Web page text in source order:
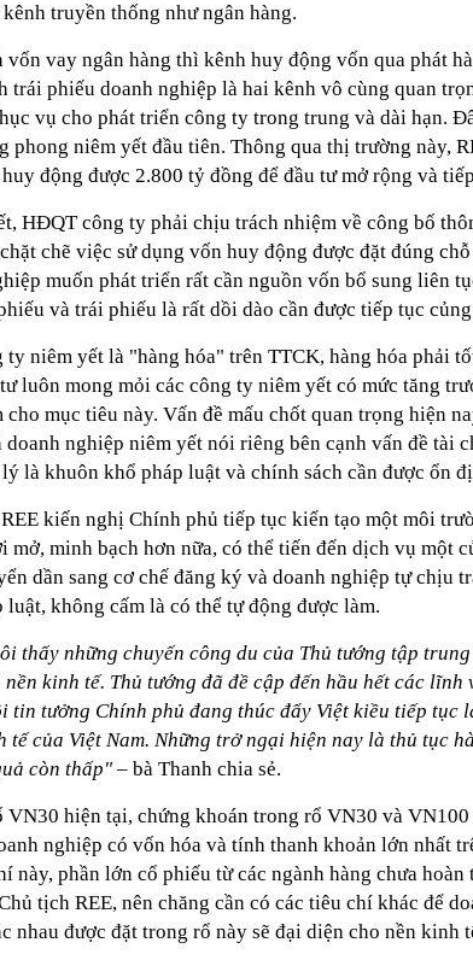
kênh truyền thống như ngân hàng.
vốn vay ngân hàng thì kênh huy động vốn qua phát
trái phiếu doanh nghiệp là hai kênh vô cùng quan
vụ cho phát triển công ty trong trung và dài hạn.
phong niêm yết đầu tiên. Thông qua thị trường này,
động được 2.800 tỷ đồng để đầu tư mở rộng và
HĐQT công ty phải chịu trách nhiệm về công bố
chẽ việc sử dụng vốn huy động được đặt đúng
muốn phát triển rất cần nguồn vốn bổ sung liên
và trái phiếu là rất dồi dào cần được tiếp tục
ty niêm yết là "hàng hóa" trên TTCK, hàng hóa phải
luôn mong mỏi các công ty niêm yết có mức tăng
cho mục tiêu này. Vấn đề mấu chốt quan trọng hiện
doanh nghiệp niêm yết nói riêng bên cạnh vấn đề tài
là khuôn khổ pháp luật và chính sách cần được ổn
kiến nghị Chính phủ tiếp tục kiến tạo một môi
mở, minh bạch hơn nữa, có thể tiến đến dịch vụ một
dần sang cơ chế đăng ký và doanh nghiệp tự chịu
luật, không cấm là có thể tự động được làm.
thấy những chuyến công du của Thủ tướng tập
kinh tế. Thủ tướng đã đề cập đến hầu hết các lĩnh
tin tưởng Chính phủ đang thúc đẩy Việt kiều tiếp tục
tế của Việt Nam. Những trở ngại hiện nay là thủ tục
còn thấp" – bà Thanh chia sẻ.
VN30 hiện tại, chứng khoán trong rổ VN30 và
nghiệp có vốn hóa và tính thanh khoản lớn nhất
này, phần lớn cổ phiếu từ các ngành hàng chưa
tịch REE, nên chăng cần có các tiêu chí khác để
nhau được đặt trong rổ này sẽ đại diện cho nền kinh